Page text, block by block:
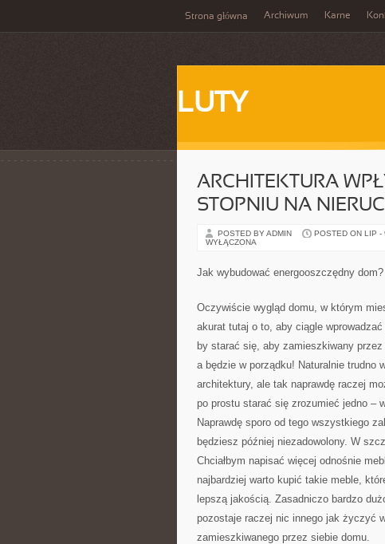
Strona główna Archiwum Karne
LUTY
ARCHITEKTURA
STOPNIU NA
POSTED BY ADMIN POSTED ON LIP -
WYŁĄCZONA
Jak wybudować energooszczędny dom?
Oczywiście wygląd domu, w którym
akurat tutaj o to, aby ciągle
by starać się, aby zamieszkiwany przez
a będzie w porządku! Naturalnie trudno
architektury, ale tak naprawdę raczej
po prostu starać się zrozumieć jedno –
Naprawdę sporo od tego wszystkiego
będziesz później niezadowolony. W
Chciałbym napisać więcej odnośnie
najbardziej warto kupić takie meble,
lepszą jakością. Zasadniczo bardzo
pozostaje raczej nic innego jak życzyć
zamieszkiwanego przez siebie domu.